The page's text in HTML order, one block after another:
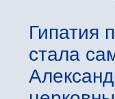
Гипатия
стала